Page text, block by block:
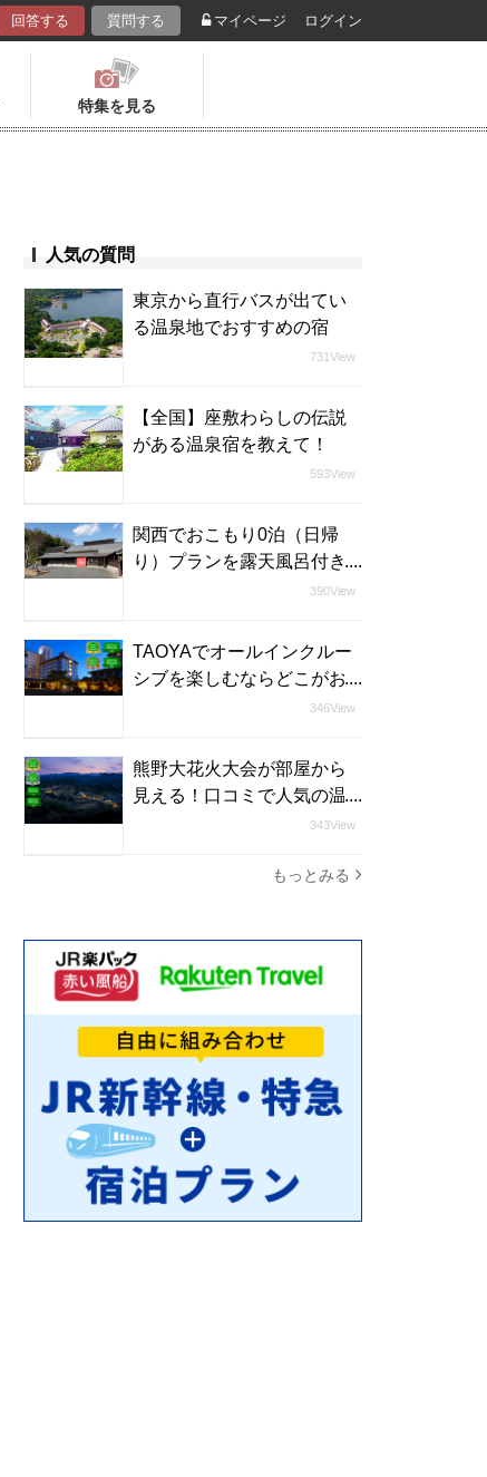
回答する 質問する マイページ ログイン
特集を見る
人気の質問
東京から直行バスが出てい
る温泉地でおすすめの宿
731View
【全国】座敷わらしの伝説
がある温泉宿を教えて！
593View
関西でおこもり0泊（日帰
り）プランを露天風呂付き
390View
TAOYAでオールインクルー
シブを楽しむならどこがお
346View
熊野大花火大会が部屋から
見える！口コミで人気の温
343View
もっとみる